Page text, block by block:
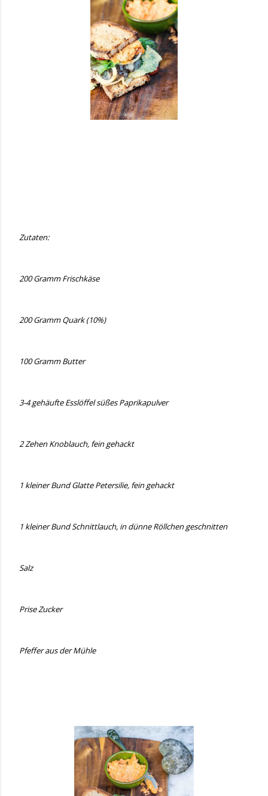
Zutaten:
200 Gramm Frischkäse
200 Gramm Quark (10%)
100 Gramm Butter
3-4 gehäufte Esslöffel süßes Paprikapulver
2 Zehen Knoblauch, fein gehackt
1 kleiner Bund Glatte Petersilie, fein gehackt
1 kleiner Bund Schnittlauch, in dünne Röllchen geschnitten
Salz
Prise Zucker
Pfeffer aus der Mühle